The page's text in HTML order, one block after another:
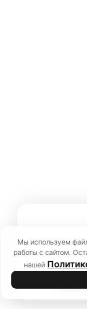
Иван
Мы используем
работы с сайтом.
нашей